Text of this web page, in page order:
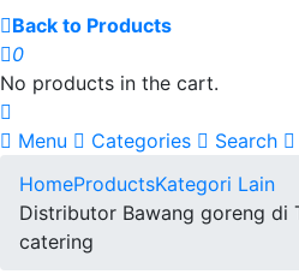
Back to Products
0
No products in the cart.
Menu Categories Search
HomeProductsKategori Lain
Distributor Bawang goreng di
catering